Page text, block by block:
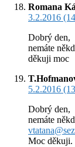
Romana
3.2.2016
Dobrý den,
nemáte
děkuji moc
5.2.2016
Dobrý den,
nemáte
Moc děkuji.